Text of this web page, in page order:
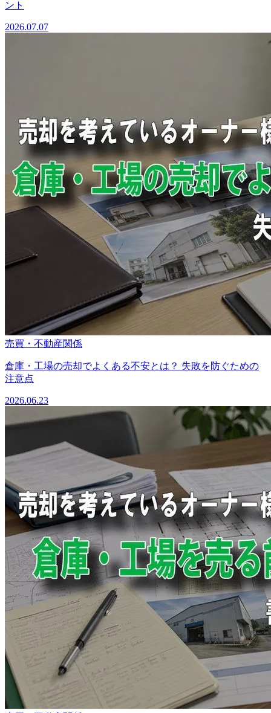
ント
2026.07.07
売買・不動産関係
倉庫・工場の売却でよくある不安とは？ 失敗を防ぐための
注意点
2026.06.23